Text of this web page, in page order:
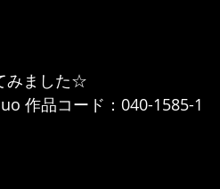
みました☆
作品コード：040-1585-1